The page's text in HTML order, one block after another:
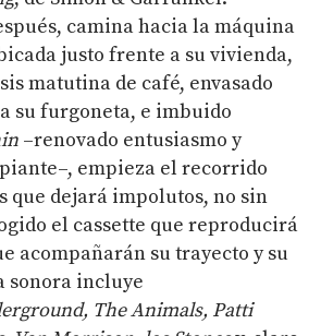
camina hacia la máquina
justo frente a su vivienda,
matutina de café, envasado
su furgoneta, e imbuido
–renovado entusiasmo y
empieza el recorrido
que dejará impolutos, no sin
el cassette que reproducirá
acompañarán su trayecto y su
sonora incluye
, TheAnimals, Patti